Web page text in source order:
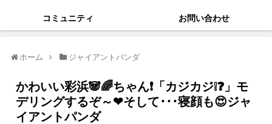
コミュニティ お問い合わせ
ホーム ジャイアントパンダ
かわいい彩浜🐼🌈ちゃん❗「カジカジ❕❓」モ
デリングするぞ～❤そして･･･寝顔も😍ジャ
イアントパンダ